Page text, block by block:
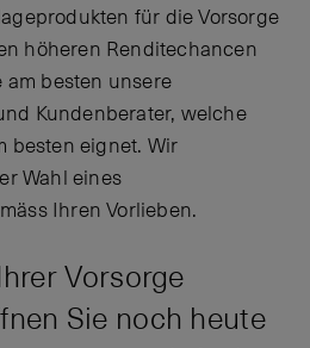
für die Vorsorge
höheren Renditechancen
am besten unsere
Kundenberater, welche
besten eignet. Wir
Wahl eines
Ihren Vorlieben.
Vorsorge
Sie noch heute